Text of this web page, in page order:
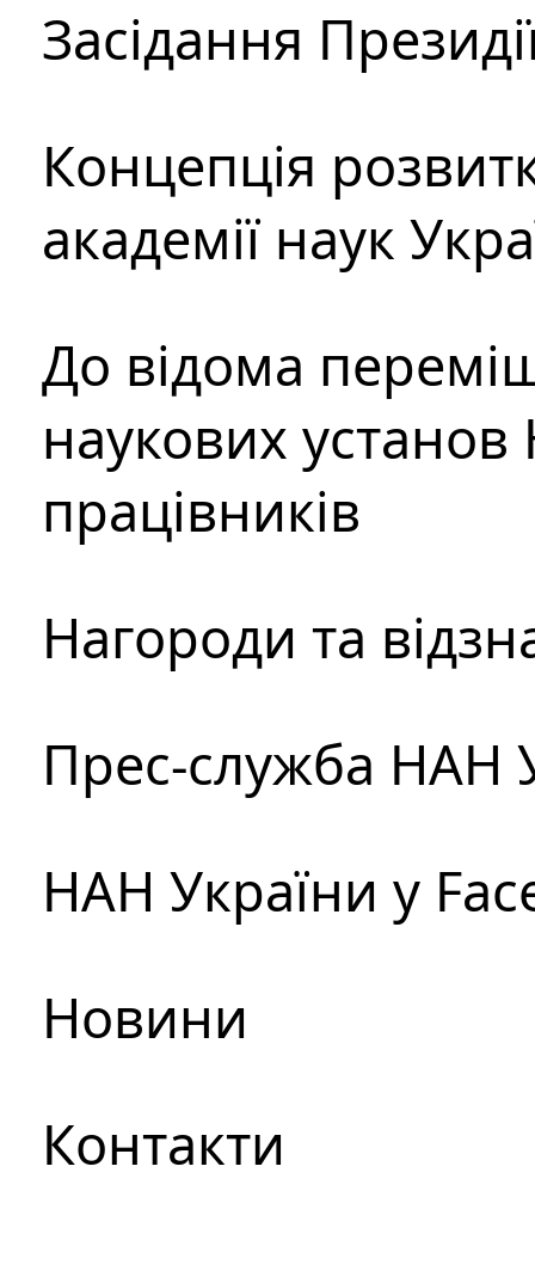
Засідання
Концепція
академії наук
До відома
наукових установ
працівників
Нагороди та
Прес-служба НАН
НАН України у
Новини
Контакти